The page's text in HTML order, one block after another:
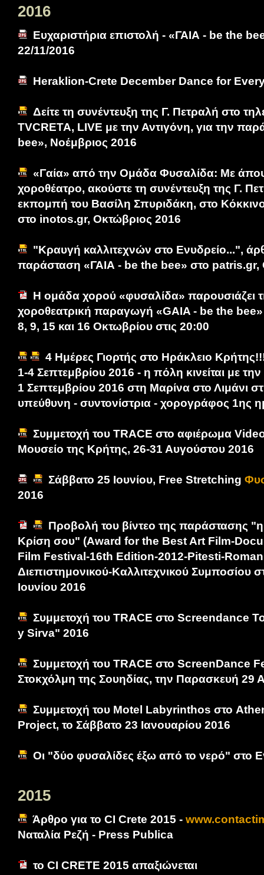
2016
Ευχαριστήρια επιστολή - «ΓΑΙΑ - be the
22/11/2016
Heraklion-Crete December Dance for
Δείτε τη συνέντευξη της Γ. Πετραλή στο
TVCRETA, LIVE με την Αντιγόνη, για την
bee», Νοέμβριος 2016
«Γαία» από την Ομάδα Φυσαλίδα: Με
χοροθέατρο, ακούστε τη συνέντευξη της Γ.
εκπομπή του Βασίλη Σπυριδάκη, στο
στο inotos.gr, Οκτώβριος 2016
"Κραυγή καλλιτεχνών στο Ενυδρείο...",
παράσταση «ΓΑΙΑ - be the bee» στο patris.gr,
Η ομάδα χορού «φυσαλίδα» παρουσιάζει
χοροθεατρική παραγωγή «GAIA - be the
8, 9, 15 και 16 Οκτωβρίου στις 20:00
4 Ημέρες Γιορτής στο Ηράκλειο
1-4 Σεπτεμβρίου 2016 - η πόλη κινείται με
1 Σεπτεμβρίου 2016 στη Μαρίνα στο Λιμάνι
υπεύθυνη - συντονίστρια - χορογράφος 1ης
Συμμετοχή του TRACE στο αφιέρωμα
Μουσείο της Κρήτης, 26-31 Αυγούστου 2016
Σάββατο 25 Ιουνίου, Free Stretching
2016
Προβολή του βίντεο της παράστασης
Κρίση σου" (Award for the Best Art Film-
Film Festival-16th Edition-2012-Pitesti-
Διεπιστημονικού-Καλλιτεχνικού Συμποσίου
Ιουνίου 2016
Συμμετοχή του TRACE στο Screendance
y Sirva" 2016
Συμμετοχή του TRACE στο ScreenDance
Στοκχόλμη της Σουηδίας, την Παρασκευή 29
Συμμετοχή του Motel Labyrinthos στο
Project, το Σάββατο 23 Ιανουαρίου 2016
Οι "δύο φυσαλίδες έξω από το νερό" στο
2015
Άρθρο για το CI Crete 2015 -
Ναταλία Ρεζή - Press Publica
το CI CRETE 2015 απαξιώνεται